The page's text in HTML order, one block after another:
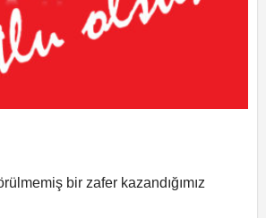
bir zafer kazandığımız